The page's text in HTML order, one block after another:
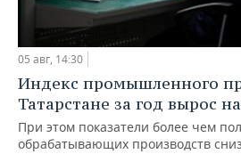
05 авг, 14:30
Индекс промышленного
Татарстане за год вырос
При этом показатели более чем
обрабатывающих производств